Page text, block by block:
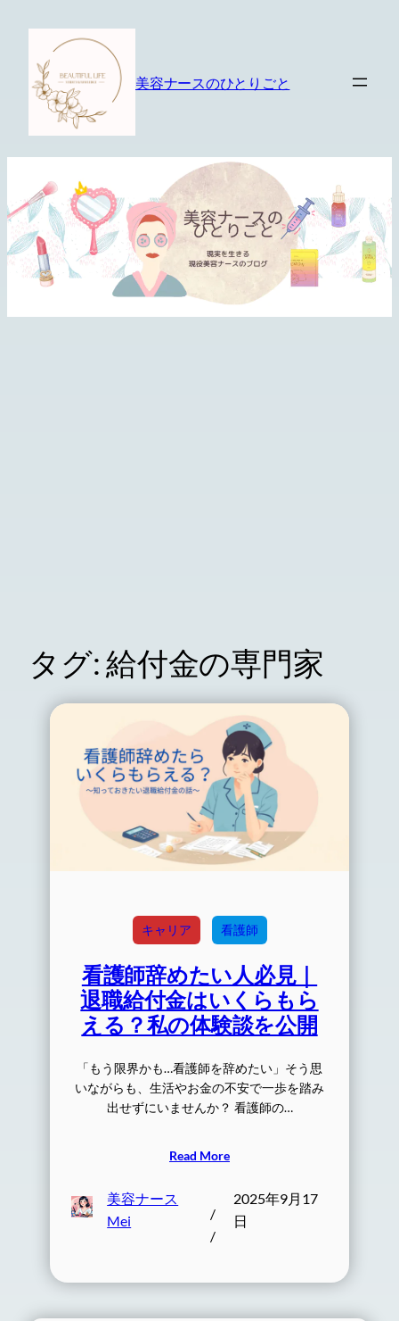
美容ナースのひとりごと
タグ:給付金の専門家
キャリア 看護師
看護師辞めたい人必見｜
退職給付金はいくらもら
える？私の体験談を公開
「もう限界かも…看護師を辞めたい」そう思
いながらも、生活やお金の不安で一歩を踏み
出せずにいませんか？ 看護師の…
Read More
美容ナース
Mei
/
/
2025年9月17
日